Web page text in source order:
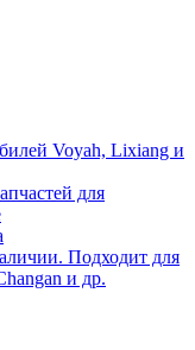
Voyah, Lixiang и
для
Подходит для
и др.